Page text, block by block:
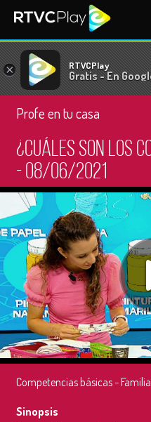
× RTVCPlay
Gratis - En
Profe en tu casa
¿Cuáles son los
- 08/06/2021
Competencias básicas -
Sinopsis